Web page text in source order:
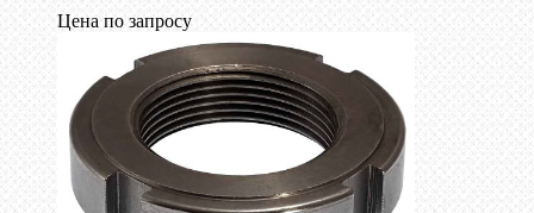
Цена по запросу